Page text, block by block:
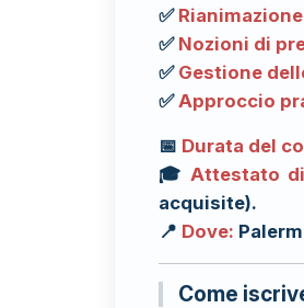
✅
✅ Nozioni di
✅ Gestione
✅Approccio
📅 Durata del
🎓 Attestato
acquisite).
📍 Dove:
Come